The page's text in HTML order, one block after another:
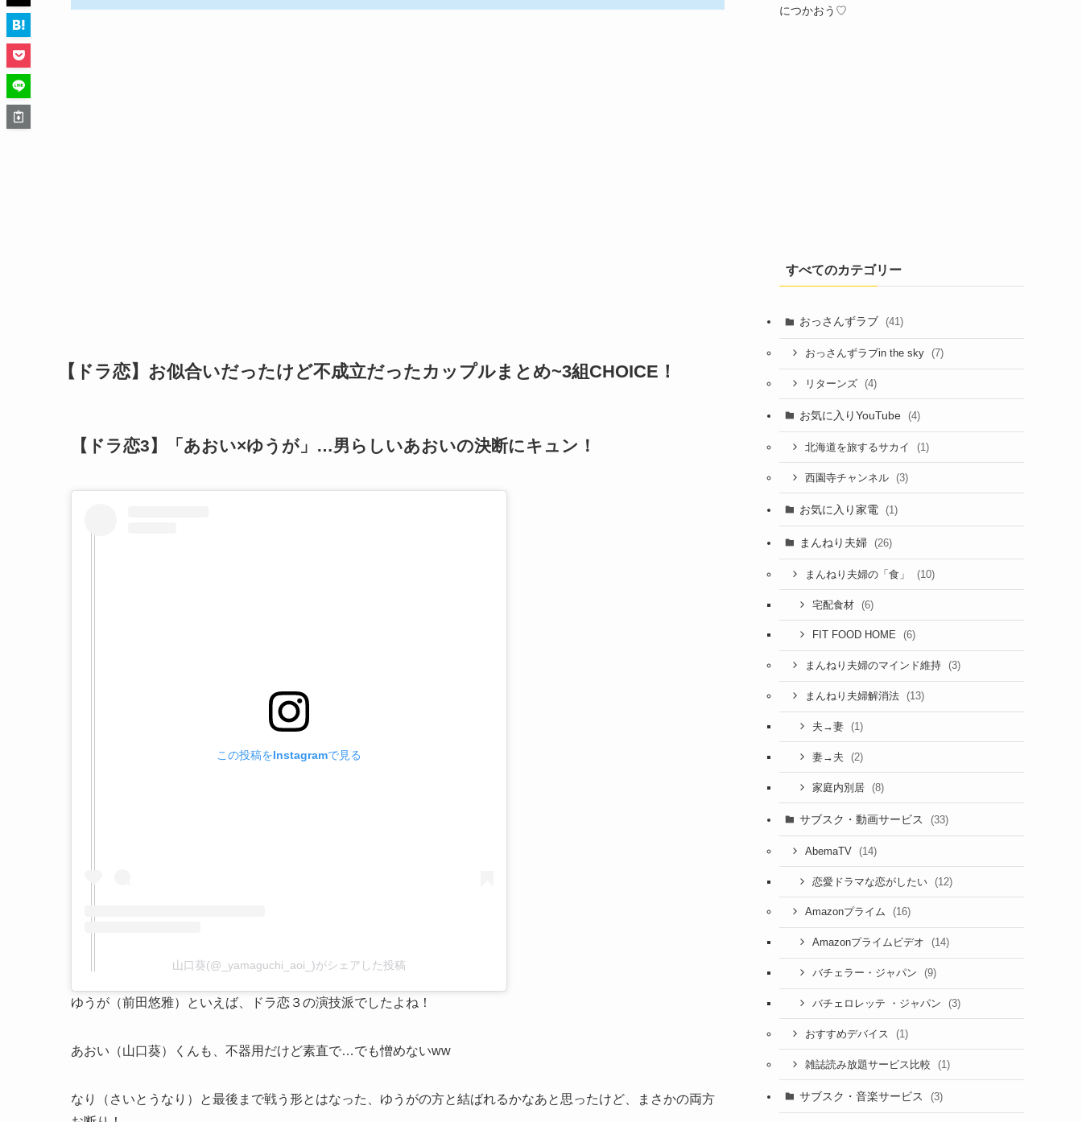
【ドラ恋】お似合いだったけど不成立だったカップルまとめ~3組CHOICE！
【ドラ恋3】「あおい×ゆうが」…男らしいあおいの決断にキュン！
この投稿をInstagramで見る
山口葵(@_yamaguchi_aoi_)がシェアした投稿
ゆうが（前田悠雅）といえば、ドラ恋３の演技派でしたよね！
あおい（山口葵）くんも、不器用だけど素直で…でも憎めないww
なり（さいとうなり）と最後まで戦う形とはなった、ゆうがの方と結ばれるかなあと思ったけど、まさかの両方
につかおう♡
すべてのカテゴリー
おっさんずラブ (41)
おっさんずラブin the sky (7)
リターンズ (4)
お気に入りYouTube (4)
北海道を旅するサカイ (1)
西園寺チャンネル (3)
お気に入り家電 (1)
まんねり夫婦 (26)
まんねり夫婦の「食」 (10)
宅配食材 (6)
FIT FOOD HOME (6)
まんねり夫婦のマインド維持 (3)
まんねり夫婦解消法 (13)
夫→妻 (1)
妻→夫 (2)
家庭内別居 (8)
サブスク・動画サービス (33)
AbemaTV (14)
恋愛ドラマな恋がしたい (12)
Amazonプライム (16)
Amazonプライムビデオ (14)
バチェラー・ジャパン (9)
バチェロレッテ ・ジャパン (3)
おすすめデバイス (1)
雑誌読み放題サービス比較 (1)
サブスク・音楽サービス (3)